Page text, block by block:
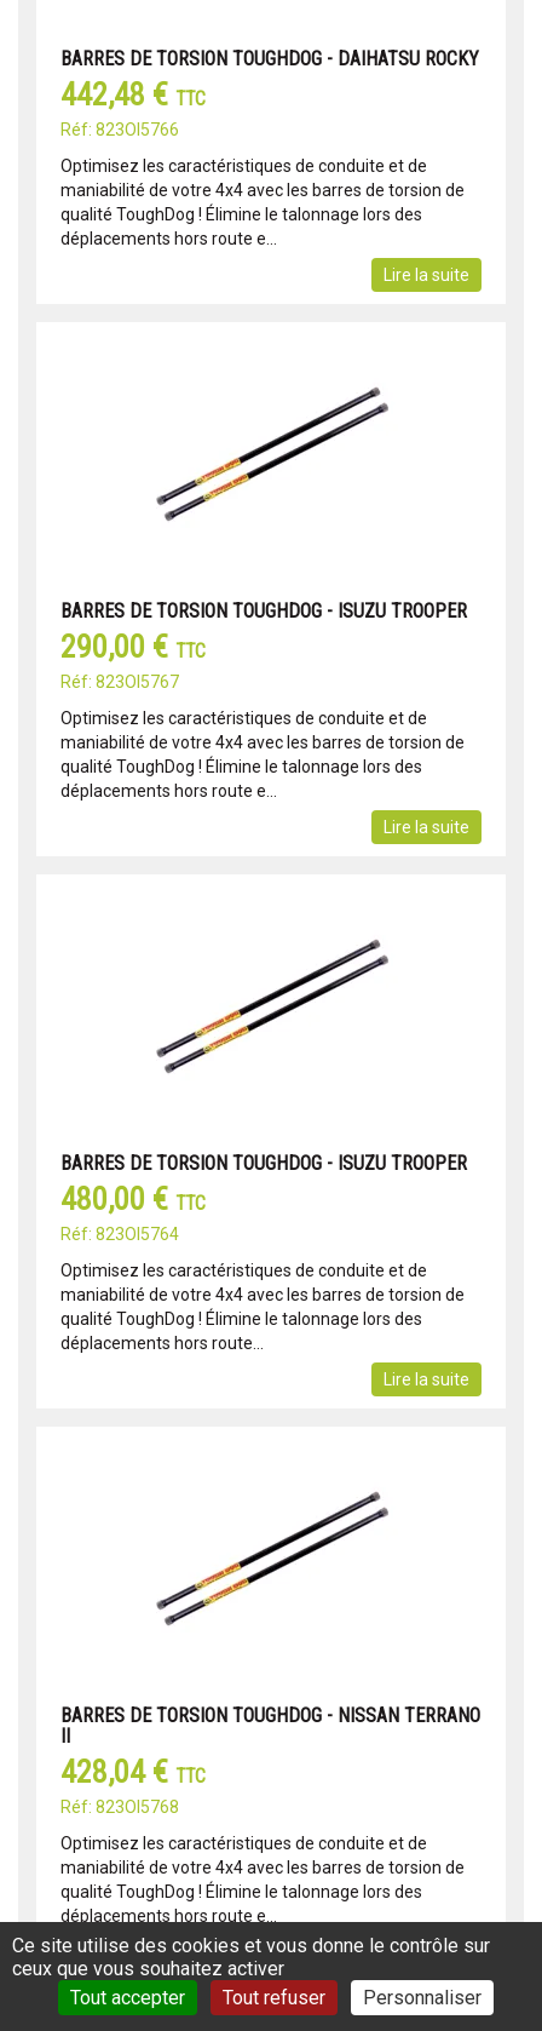
BARRES DE TORSION TOUGHDOG - DAIHATSU ROCKY
442,48 € TTC
Réf: 823OI5766
Optimisez les caractéristiques de conduite et de
maniabilité de votre 4x4 avec les barres de torsion de
qualité ToughDog ! Élimine le talonnage lors des
déplacements hors route e...
Lire la suite
BARRES DE TORSION TOUGHDOG - ISUZU TROOPER
290,00 € TTC
Réf: 823OI5767
Optimisez les caractéristiques de conduite et de
maniabilité de votre 4x4 avec les barres de torsion de
qualité ToughDog ! Élimine le talonnage lors des
déplacements hors route e...
Lire la suite
BARRES DE TORSION TOUGHDOG - ISUZU TROOPER
480,00 € TTC
Réf: 823OI5764
Optimisez les caractéristiques de conduite et de
maniabilité de votre 4x4 avec les barres de torsion de
qualité ToughDog ! Élimine le talonnage lors des
déplacements hors route...
Lire la suite
BARRES DE TORSION TOUGHDOG - NISSAN TERRANO
II
428,04 € TTC
Réf: 823OI5768
Optimisez les caractéristiques de conduite et de
maniabilité de votre 4x4 avec les barres de torsion de
qualité ToughDog ! Élimine le talonnage lors des
déplacements hors route e...
Lire la suite
Ce site utilise des cookies et vous donne le contrôle sur
ceux que vous souhaitez activer
Tout accepter
Tout refuser Personnaliser